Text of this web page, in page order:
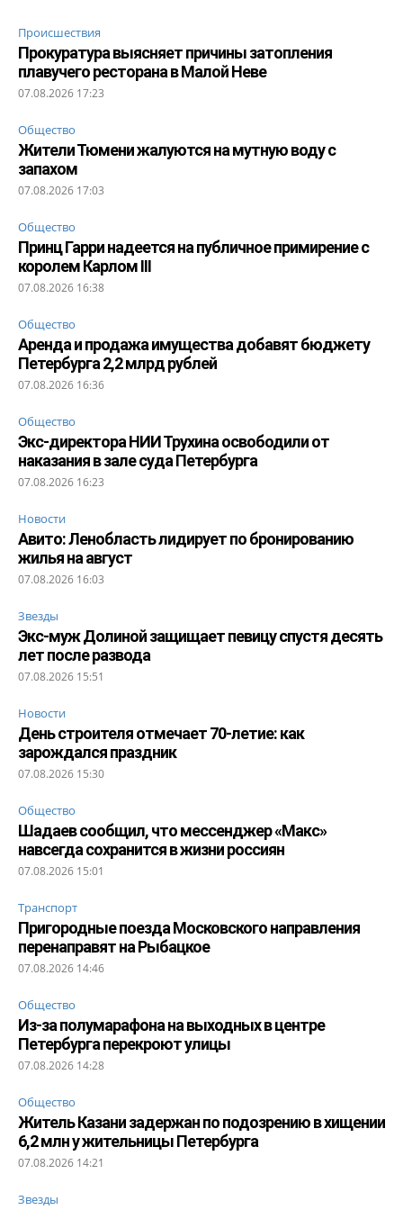
Происшествия
Прокуратура выясняет причины затопления
плавучего ресторана в Малой Неве
07.08.2026 17:23
Общество
Жители Тюмени жалуются на мутную воду с
запахом
07.08.2026 17:03
Общество
Принц Гарри надеется на публичное примирение с
королем Карлом III
07.08.2026 16:38
Общество
Аренда и продажа имущества добавят бюджету
Петербурга 2,2 млрд рублей
07.08.2026 16:36
Общество
Экс-директора НИИ Трухина освободили от
наказания в зале суда Петербурга
07.08.2026 16:23
Новости
Авито: Ленобласть лидирует по бронированию
жилья на август
07.08.2026 16:03
Звезды
Экс-муж Долиной защищает певицу спустя десять
лет после развода
07.08.2026 15:51
Новости
День строителя отмечает 70-летие: как
зарождался праздник
07.08.2026 15:30
Общество
Шадаев сообщил, что мессенджер «Макс»
навсегда сохранится в жизни россиян
07.08.2026 15:01
Транспорт
Пригородные поезда Московского направления
перенаправят на Рыбацкое
07.08.2026 14:46
Общество
Из-за полумарафона на выходных в центре
Петербурга перекроют улицы
07.08.2026 14:28
Общество
Житель Казани задержан по подозрению в хищении
6,2 млн у жительницы Петербурга
07.08.2026 14:21
Звезды